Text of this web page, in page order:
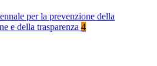
per la prevenzione della
e della trasparenza 4